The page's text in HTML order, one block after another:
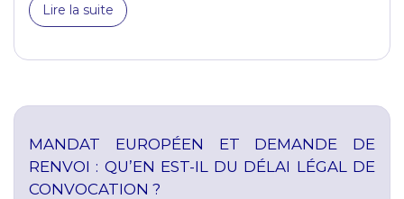
Lire la suite
MANDAT EUROPÉEN ET DEMANDE DE
RENVOI : QU’EN EST-IL DU DÉLAI LÉGAL DE
CONVOCATION ?